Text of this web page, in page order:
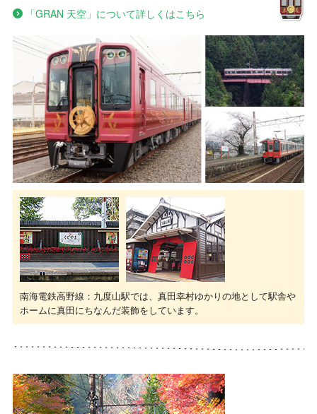
「GRAN 天空」について詳しくはこちら
南海電鉄高野線：九度山駅では、真田幸村ゆかりの地として駅舎や
ホームに真田にちなんだ装飾をしています。